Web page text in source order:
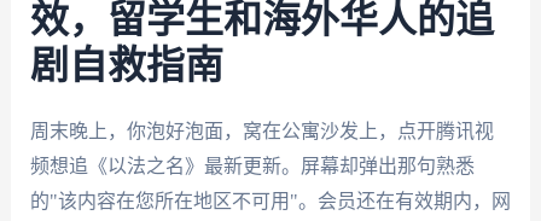
效，留学生和海外华人的追
剧自救指南
周末晚上，你泡好泡面，窝在公寓沙发上，点开腾讯视
频想追《以法之名》最新更新。屏幕却弹出那句熟悉
的"该内容在您所在地区不可用"。会员还在有效期内，网